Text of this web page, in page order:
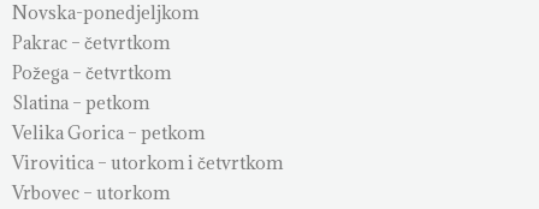
Novska-ponedjeljkom
Pakrac – četvrtkom
Požega – četvrtkom
Slatina – petkom
Velika Gorica – petkom
Virovitica – utorkom i četvrtkom
Vrbovec – utorkom